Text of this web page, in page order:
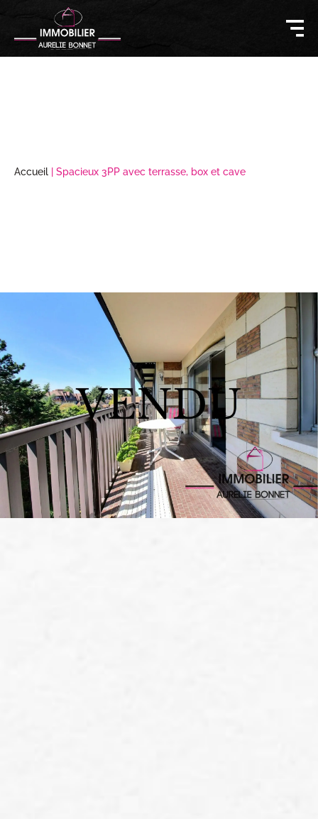
Accueil | Spacieux 3PP avec terrasse, box et cave